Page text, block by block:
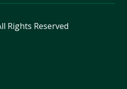
Rights Reserved